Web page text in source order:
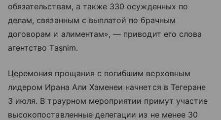
обязательствам, а также 330 осужденных по
делам, связанным с выплатой по брачным
договорам и алиментам», — приводит его слова
агентство Tasnim.
Церемония прощания с погибшим верховным
лидером Ирана Али Хаменеи начнется в Тегеране
3 июля. В траурном мероприятии примут участие
высокопоставленные делегации из не менее 30